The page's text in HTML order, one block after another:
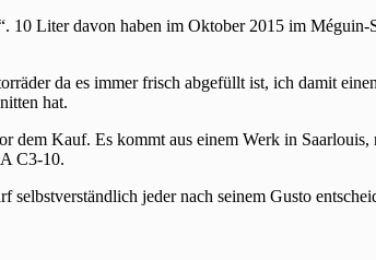
Liter davon haben im Oktober 2015 im
da es immer frisch abgefüllt ist, ich damit
hat.
Kauf. Es kommt aus einem Werk in
C3-10.
selbstverständlich jeder nach seinem Gusto